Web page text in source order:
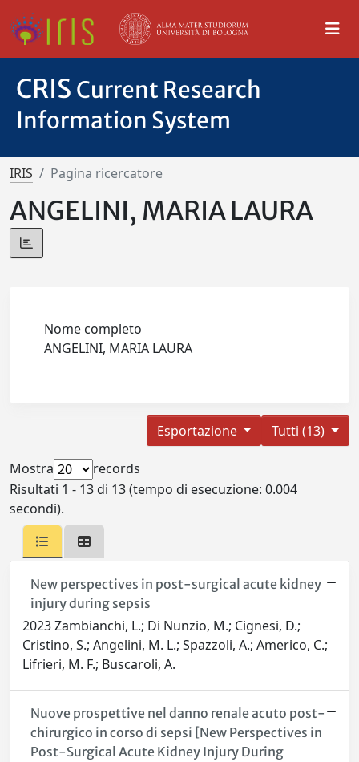
CRIS Current Research
Information System
IRIS Pagina ricercatore
ANGELINI, MARIA LAURA
Nome completo
ANGELINI, MARIA LAURA
Tutti (13)
Esportazione
Mostra
records
Risultati 1 - 13 di 13 (tempo di esecuzione: 0.004
secondi).
New perspectives in post-surgical acute kidney
injury during sepsis
2023 Zambianchi, L.; Di Nunzio, M.; Cignesi, D.;
Cristino, S.; Angelini, M. L.; Spazzoli, A.; Americo, C.;
Lifrieri, M. F.; Buscaroli, A.
Nuove prospettive nel danno renale acuto post-
chirurgico in corso di sepsi [New Perspectives in
Post-Surgical Acute Kidney Injury During